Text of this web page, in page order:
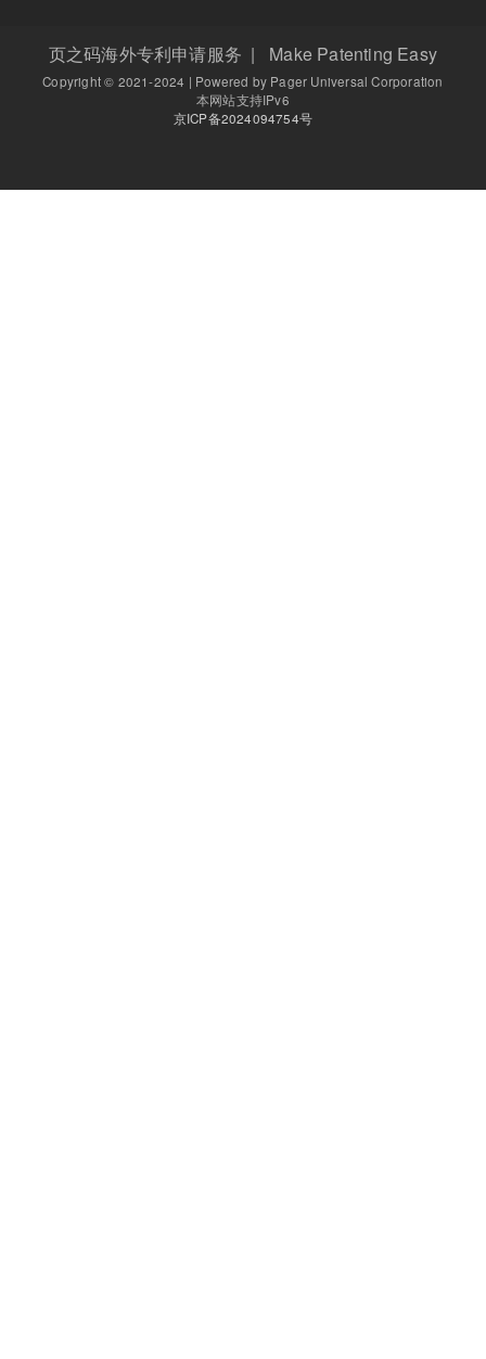
页之码海外专利申请服务 | Make Patenting Easy
Copyright © 2021-2024 | Powered by Pager Universal Corporation
本网站支持IPv6
京ICP备2024094754号